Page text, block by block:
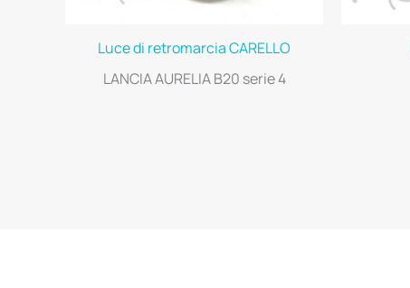
Luce di retromarcia CARELLO
LANCIA AURELIA B20 serie 4